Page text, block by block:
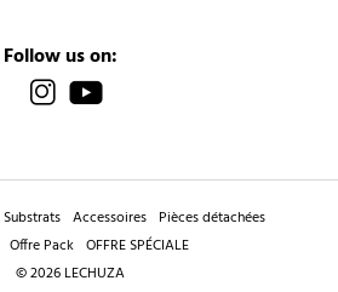
Follow us on:
Substrats Accessoires Pièces détachées
Offre Pack OFFRE SPÉCIALE
© 2026 LECHUZA